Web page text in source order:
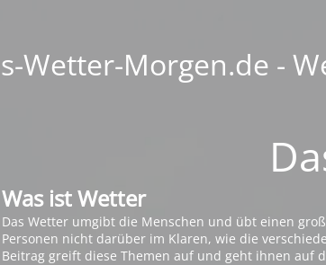
Wetter-Morgen.de -
Was ist Wetter
Das Wetter umgibt die Menschen und übt einen
Personen nicht darüber im Klaren, wie die
Beitrag greift diese Themen auf und geht ihnen auf